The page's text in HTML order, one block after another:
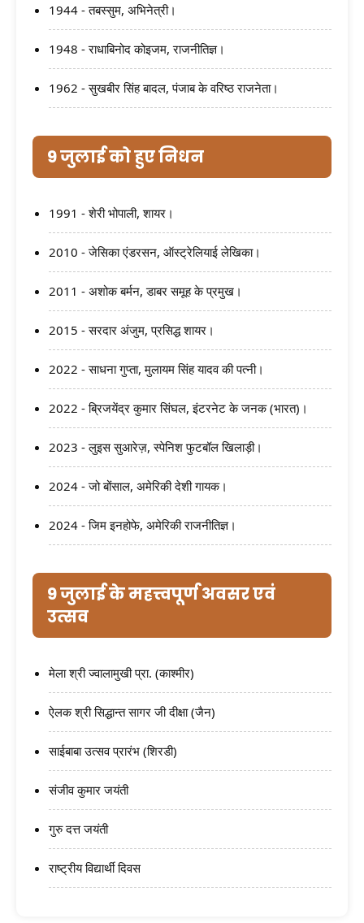
1944 - तबस्सुम, अभिनेत्री।
1948 - राधाबिनोद कोइजम, राजनीतिज्ञ।
1962 - सुखबीर सिंह बादल, पंजाब के वरिष्ठ राजनेता।
9 जुलाई को हुए निधन
1991 - शेरी भोपाली, शायर।
2010 - जेसिका एंडरसन, ऑस्ट्रेलियाई लेखिका।
2011 - अशोक बर्मन, डाबर समूह के प्रमुख।
2015 - सरदार अंजुम, प्रसिद्ध शायर।
2022 - साधना गुप्ता, मुलायम सिंह यादव की पत्नी।
2022 - ब्रिजयेंद्र कुमार सिंघल, इंटरनेट के जनक (भारत)।
2023 - लुइस सुआरेज़, स्पेनिश फुटबॉल खिलाड़ी।
2024 - जो बोंसाल, अमेरिकी देशी गायक।
2024 - जिम इनहोफे, अमेरिकी राजनीतिज्ञ।
9 जुलाई के महत्त्वपूर्ण अवसर एवं
उत्सव
मेला श्री ज्वालामुखी प्रा. (काश्मीर)
ऐलक श्री सिद्धान्त सागर जी दीक्षा (जैन)
साईबाबा उत्सव प्रारंभ (शिरडी)
संजीव कुमार जयंती
गुरु दत्त जयंती
राष्ट्रीय विद्यार्थी दिवस